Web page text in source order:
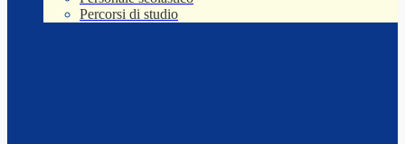
Percorsi di studio